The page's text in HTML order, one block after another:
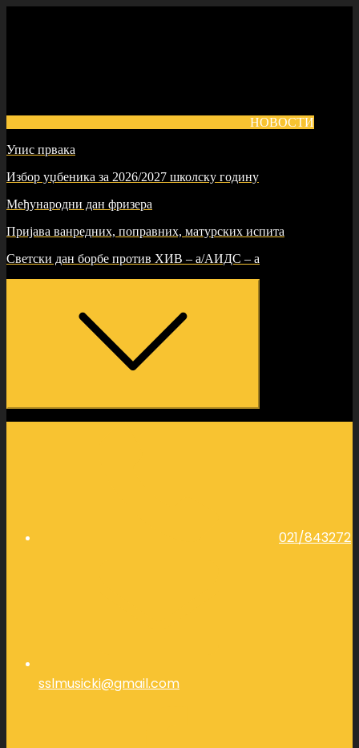
НОВОСТИ
Упис првака
Избор уџбеника за 2026/2027 школску годину
Међународни дан фризера
Пријава ванредних, поправних, матурских испита
Светски дан борбе против ХИВ – а/АИДС – а
021/843272
sslmusicki@gmail.com